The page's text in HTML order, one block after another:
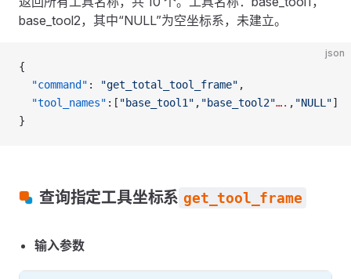
base_tool2，其中“NULL”为空坐标系，未建立。
json
{
  "command"
: "get_total_tool_frame" ,
  "tool_names"
:[ "base_tool1" , "base_tool2"…. , "NULL"]
}
查询指定工具坐标系 get_tool_frame
输入参数